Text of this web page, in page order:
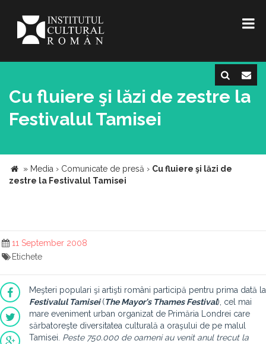
Cu fluiere şi lăzi de zestre la
Festivalul Tamisei
» Media › Comunicate de presă › Cu fluiere şi lăzi de
zestre la Festivalul Tamisei
11 September 2008
Etichete
Meşteri populari şi artişti români participă pentru prima dată la
Festivalul Tamisei(The Mayor's Thames Festival), cel mai
mare eveniment urban organizat de Primăria Londrei care
sărbatoreşte diversitatea culturală a oraşului de pe malul
Tamisei. Peste 750.000 de oameni au venit anul trecut la